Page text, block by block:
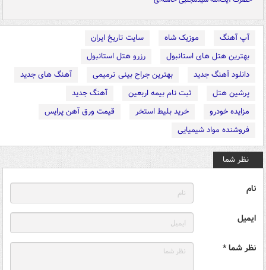
آپ آهنگ موزیک شاه
سایت تاریخ ایران
بهترین هتل های استانبول
رزرو هتل استانبول
دانلود آهنگ جدید
بهترین جراح بینی ترمیمی
آهنگ های جدید
پرشین هتل
ثبت نام بیمه اربعین
آهنگ جدید
مزایده خودرو
خرید بلیط استخر
قیمت ورق آهن پرایس
فروشنده مواد شیمیایی
نظر شما
نام
ایمیل
نظر شما *